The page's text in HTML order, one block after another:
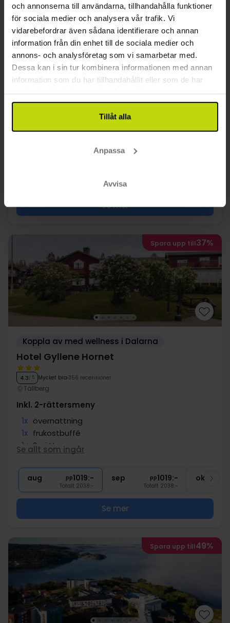
och annonserna till användarna, tillhandahålla funktioner
för sociala medier och analysera vår trafik. Vi
vidarebefordrar även sådana identifierare och annan
information från din enhet till de sociala medier och
annons- och analysföretag som vi samarbetar med.
Dessa kan i sin tur kombinera informationen med annan
information som du har tillhandahållit eller som de har
Tillåt alla
Anpassa
Avvisa
Upptäck Blekinge och Karlshamn
Hotel Carlshamn
Karlshamn
Inkl. 2-rättersmeny
2x frukostbuffé
Tillgång till gym & relax
Se mer
Spara upp till37%
Koppla av med wellness i Dalarna
Hotel Gyllene Hornet
4.3/ 5 Mycket bra 356 recensioner
Tällberg
Inkl. 2-rättersmeny
1x övernattning
1x frukostbuffé
1x 2-rättersmeny
eftermiddagsfika m. kaffe/te & kaka
∞ Entré till spa-avdelning
Se allt som ingår
aug pp1019:-
Totalt 2038:-
sep pp1019:-
Totalt 2038:-
okt
Se mer
Spara upp till49%